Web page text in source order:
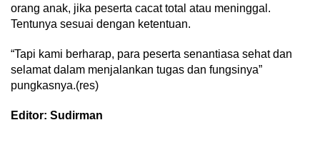
orang anak, jika peserta cacat total atau meninggal.
Tentunya sesuai dengan ketentuan.
“Tapi kami berharap, para peserta senantiasa sehat dan
selamat dalam menjalankan tugas dan fungsinya”
pungkasnya.(res)
Editor: Sudirman